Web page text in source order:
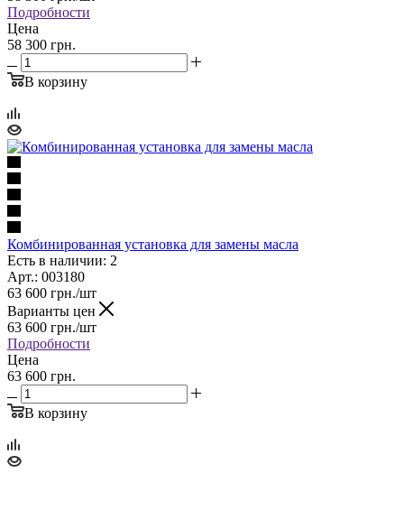
Подробности
Цена
58 300 грн.
В корзину
Комбинированная установка для замены масла
Есть в наличии: 2
Арт.: 003180
63 600 грн./шт
Варианты цен
63 600 грн./шт
Подробности
Цена
63 600 грн.
В корзину